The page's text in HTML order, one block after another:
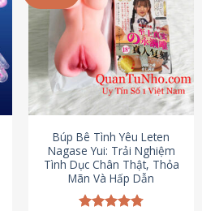
Búp Bê Tình Yêu Leten
Nagase Yui: Trải Nghiệm
Tình Dục Chân Thật, Thỏa
Mãn Và Hấp Dẫn